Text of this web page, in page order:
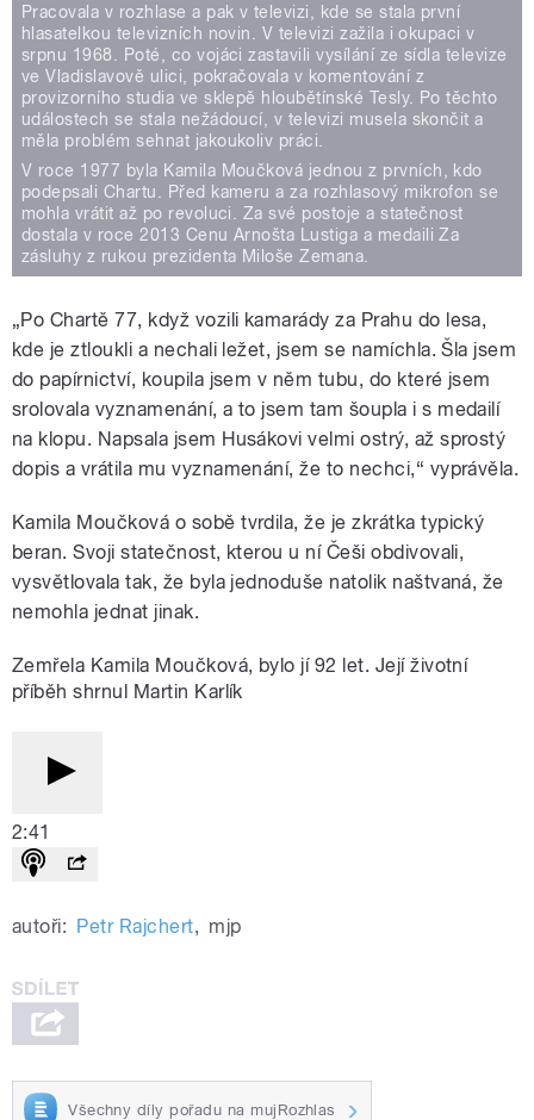
Pracovala v rozhlase a pak v televizi, kde se stala první
hlasatelkou televizních novin. V televizi zažila i okupaci v
srpnu 1968. Poté, co vojáci zastavili vysílání ze sídla televize
ve Vladislavově ulici, pokračovala v komentování z
provizorního studia ve sklepě hloubětínské Tesly. Po těchto
událostech se stala nežádoucí, v televizi musela skončit a
měla problém sehnat jakoukoliv práci.
V roce 1977 byla Kamila Moučková jednou z prvních, kdo
podepsali Chartu. Před kameru a za rozhlasový mikrofon se
mohla vrátit až po revoluci. Za své postoje a statečnost
dostala v roce 2013 Cenu Arnošta Lustiga a medaili Za
zásluhy z rukou prezidenta Miloše Zemana.
„Po Chartě 77, když vozili kamarády za Prahu do lesa,
kde je ztloukli a nechali ležet, jsem se namíchla. Šla jsem
do papírnictví, koupila jsem v něm tubu, do které jsem
srolovala vyznamenání, a to jsem tam šoupla i s medailí
na klopu. Napsala jsem Husákovi velmi ostrý, až sprostý
dopis a vrátila mu vyznamenání, že to nechci,“ vyprávěla.
Kamila Moučková o sobě tvrdila, že je zkrátka typický
beran. Svoji statečnost, kterou u ní Češi obdivovali,
vysvětlovala tak, že byla jednoduše natolik naštvaná, že
nemohla jednat jinak.
Zemřela Kamila Moučková, bylo jí 92 let. Její životní
příběh shrnul Martin Karlík
2:41
autoři: Petr Rajchert, mjp
Všechny díly pořadu na mujRozhlas